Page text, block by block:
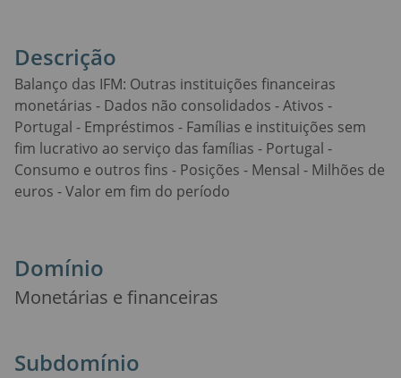
Descrição
Balanço das IFM: Outras instituições financeiras
monetárias - Dados não consolidados - Ativos -
Portugal - Empréstimos - Famílias e instituições sem
fim lucrativo ao serviço das famílias - Portugal -
Consumo e outros fins - Posições - Mensal - Milhões de
euros - Valor em fim do período
Domínio
Monetárias e financeiras
Subdomínio